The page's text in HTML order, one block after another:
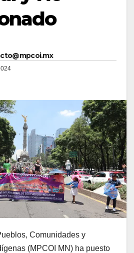
Comunidades y
(MPCOI MN) ha puesto